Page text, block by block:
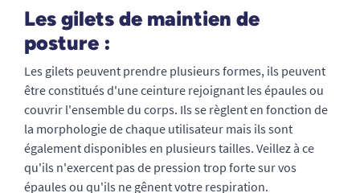
Les gilets de maintien de
posture :
Les gilets peuvent prendre plusieurs formes, ils peuvent
être constitués d'une ceinture rejoignant les épaules ou
couvrir l'ensemble du corps. Ils se règlent en fonction de
la morphologie de chaque utilisateur mais ils sont
également disponibles en plusieurs tailles. Veillez à ce
qu'ils n'exercent pas de pression trop forte sur vos
épaules ou qu'ils ne gênent votre respiration.